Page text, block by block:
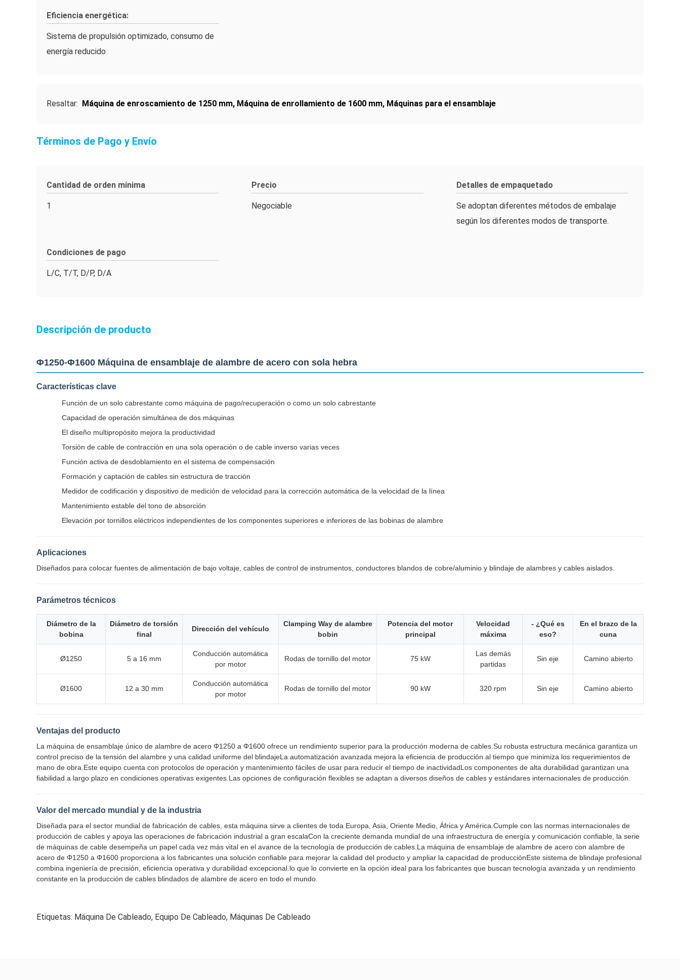
Eficiencia energética:
Sistema de propulsión optimizado, consumo de
energía reducido
Resaltar: Máquina de enroscamiento de 1250 mm, Máquina de enrollamiento de 1600 mm, Máquinas para el ensamblaje
Términos de Pago y Envío
Cantidad de orden mínima
1
Precio
Negociable
Detalles de empaquetado
Se adoptan diferentes métodos de embalaje
según los diferentes modos de transporte.
Condiciones de pago
L/C, T/T, D/P, D/A
Descripción de producto
Φ1250-Φ1600 Máquina de ensamblaje de alambre de acero con sola hebra
Características clave
Función de un solo cabrestante como máquina de pago/recuperación o como un solo cabrestante
Capacidad de operación simultánea de dos máquinas
El diseño multipropósito mejora la productividad
Torsión de cable de contracción en una sola operación o de cable inverso varias veces
Función activa de desdoblamiento en el sistema de compensación
Formación y captación de cables sin estructura de tracción
Medidor de codificación y dispositivo de medición de velocidad para la corrección automática de la velocidad de la línea
Mantenimiento estable del tono de absorción
Elevación por tornillos eléctricos independientes de los componentes superiores e inferiores de las bobinas de alambre
Aplicaciones
Diseñados para colocar fuentes de alimentación de bajo voltaje, cables de control de instrumentos, conductores blandos de cobre/aluminio y blindaje de alambres y cables aislados.
Parámetros técnicos
Diámetro de la
bobina
Diámetro de torsión
final
Dirección del vehículo
Clamping Way de alambre
bobin
Potencia del motor
principal
Velocidad
máxima
- ¿Qué es
eso?
En el brazo de la
cuna
Ø1250 5 a 16 mm
Conducción automática
por motor
Rodas de tornillo del motor 75 kW
Las demás
partidas
Sin eje Camino abierto
Ø1600 12 a 30 mm
Conducción automática
por motor
Rodas de tornillo del motor 90 kW 320 rpm Sin eje Camino abierto
Ventajas del producto
La máquina de ensamblaje único de alambre de acero Φ1250 a Φ1600 ofrece un rendimiento superior para la producción moderna de cables.Su robusta estructura mecánica garantiza un
control preciso de la tensión del alambre y una calidad uniforme del blindajeLa automatización avanzada mejora la eficiencia de producción al tiempo que minimiza los requerimientos de
mano de obra.Este equipo cuenta con protocolos de operación y mantenimiento fáciles de usar para reducir el tiempo de inactividadLos componentes de alta durabilidad garantizan una
fiabilidad a largo plazo en condiciones operativas exigentes.Las opciones de configuración flexibles se adaptan a diversos diseños de cables y estándares internacionales de producción.
Valor del mercado mundial y de la industria
Diseñada para el sector mundial de fabricación de cables, esta máquina sirve a clientes de toda Europa, Asia, Oriente Medio, África y América.Cumple con las normas internacionales de
producción de cables y apoya las operaciones de fabricación industrial a gran escalaCon la creciente demanda mundial de una infraestructura de energía y comunicación confiable, la serie
de máquinas de cable desempeña un papel cada vez más vital en el avance de la tecnología de producción de cables.La máquina de ensamblaje de alambre de acero con alambre de
acero de Φ1250 a Φ1600 proporciona a los fabricantes una solución confiable para mejorar la calidad del producto y ampliar la capacidad de producciónEste sistema de blindaje profesional
combina ingeniería de precisión, eficiencia operativa y durabilidad excepcional.lo que lo convierte en la opción ideal para los fabricantes que buscan tecnología avanzada y un rendimiento
constante en la producción de cables blindados de alambre de acero en todo el mundo.
Etiquetas: Máquina De Cableado, Equipo De Cableado, Máquinas De Cableado